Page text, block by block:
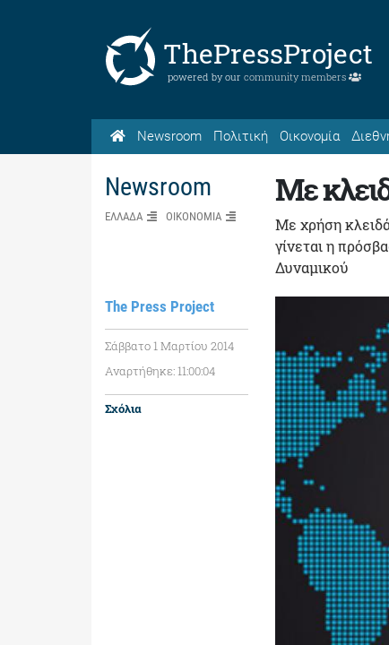
ThePressProject
powered by our community members
Newsroom Πολιτική Οικονομία
Newsroom
ΕΛΛΑΔΑ ΟΙΚΟΝΟΜΙΑ
The Press Project
Σάββατο 1 Μαρτίου 2014
Αναρτήθηκε: 11:00:04
Σχόλια
Με
Με χρήση
γίνεται η
Δυναμικού